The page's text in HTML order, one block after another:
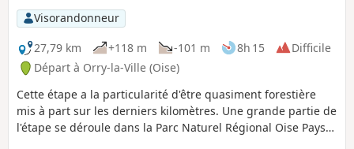
Visorandonneur
27,79 km
+118 m -101 m 8h 15
Difficile
Départ à Orry-la-Ville (Oise)
Cette étape a la particularité d'être quasiment forestière
mis à part sur les derniers kilomètres. Une grande partie de
l'étape se déroule dans la Parc Naturel Régional Oise Pays